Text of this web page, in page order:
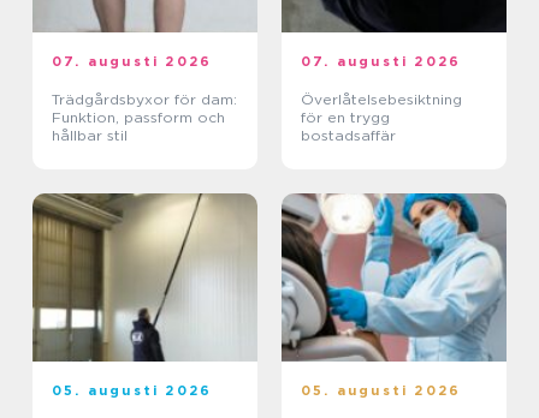
07. augusti 2026
Trädgårdsbyxor för dam:
Funktion, passform och
hållbar stil
07. augusti 2026
Överlåtelsebesiktning
för en trygg
bostadsaffär
05. augusti 2026 05. augusti 2026